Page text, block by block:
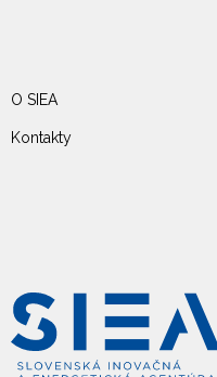
O SIEA
Kontakty